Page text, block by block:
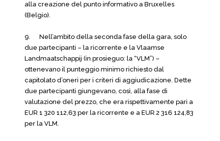
alla creazione del punto informativo a Bruxelles
(Belgio).
9. Nell’ambito della seconda fase della gara, solo
due partecipanti – la ricorrente e la Vlaamse
Landmaatschappij (in prosieguo: la “VLM”) –
ottenevano il punteggio minimo richiesto dal
capitolato d’oneri per i criteri di aggiudicazione. Dette
due partecipanti giungevano, così, alla fase di
valutazione del prezzo, che era rispettivamente pari a
EUR 1 320 112,63 per la ricorrente e a EUR 2 316 124,83
per la VLM.